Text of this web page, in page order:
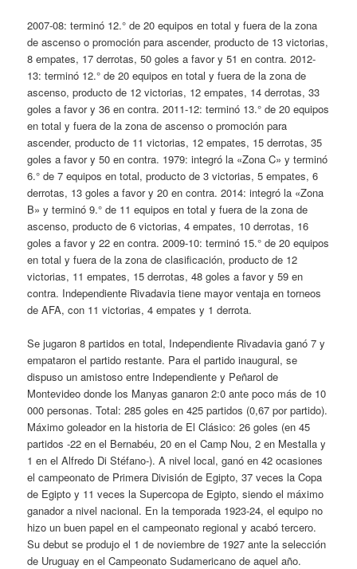
2007-08: terminó 12.° de 20 equipos en total y fuera de la zona
de ascenso o promoción para ascender, producto de 13 victorias,
8 empates, 17 derrotas, 50 goles a favor y 51 en contra. 2012-
13: terminó 12.° de 20 equipos en total y fuera de la zona de
ascenso, producto de 12 victorias, 12 empates, 14 derrotas, 33
goles a favor y 36 en contra. 2011-12: terminó 13.° de 20 equipos
en total y fuera de la zona de ascenso o promoción para
ascender, producto de 11 victorias, 12 empates, 15 derrotas, 35
goles a favor y 50 en contra. 1979: integró la «Zona C» y terminó
6.° de 7 equipos en total, producto de 3 victorias, 5 empates, 6
derrotas, 13 goles a favor y 20 en contra. 2014: integró la «Zona
B» y terminó 9.° de 11 equipos en total y fuera de la zona de
ascenso, producto de 6 victorias, 4 empates, 10 derrotas, 16
goles a favor y 22 en contra. 2009-10: terminó 15.° de 20 equipos
en total y fuera de la zona de clasificación, producto de 12
victorias, 11 empates, 15 derrotas, 48 goles a favor y 59 en
contra. Independiente Rivadavia tiene mayor ventaja en torneos
de AFA, con 11 victorias, 4 empates y 1 derrota.
Se jugaron 8 partidos en total, Independiente Rivadavia ganó 7 y
empataron el partido restante. Para el partido inaugural, se
dispuso un amistoso entre Independiente y Peñarol de
Montevideo donde los Manyas ganaron 2:0 ante poco más de 10
000 personas. Total: 285 goles en 425 partidos (0,67 por partido).
Máximo goleador en la historia de El Clásico: 26 goles (en 45
partidos -22 en el Bernabéu, 20 en el Camp Nou, 2 en Mestalla y
1 en el Alfredo Di Stéfano-). A nivel local, ganó en 42 ocasiones
el campeonato de Primera División de Egipto, 37 veces la Copa
de Egipto y 11 veces la Supercopa de Egipto, siendo el máximo
ganador a nivel nacional. En la temporada 1923-24, el equipo no
hizo un buen papel en el campeonato regional y acabó tercero.
Su debut se produjo el 1 de noviembre de 1927 ante la selección
de Uruguay en el Campeonato Sudamericano de aquel año.